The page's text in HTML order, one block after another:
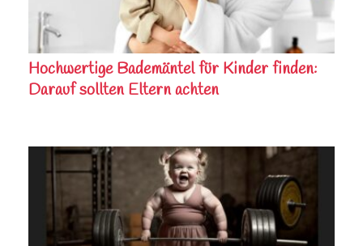
Hochwertige Bademäntel für Kinder finden:
Darauf sollten Eltern achten